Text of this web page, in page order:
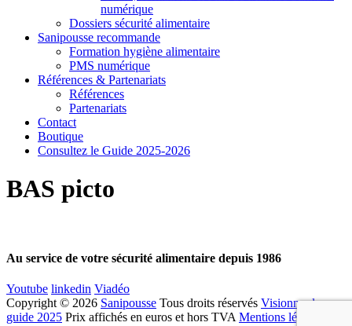
numérique
Dossiers sécurité alimentaire
Sanipousse recommande
Formation hygiène alimentaire
PMS numérique
Références & Partenariats
Références
Partenariats
Contact
Boutique
Consultez le Guide 2025-2026
BAS picto
Au service de votre sécurité alimentaire depuis 1986
Youtube linkedin Viadéo
Copyright © 2026 Sanipousse Tous droits réservés Visionner le
guide 2025 Prix affichés en euros et hors TVA Mentions légales